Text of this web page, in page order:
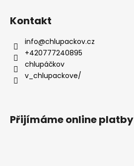
Kontakt
info@chlupackov.cz
+420777240895
chlupáčkov
v_chlupackove/
Přijímáme online platby